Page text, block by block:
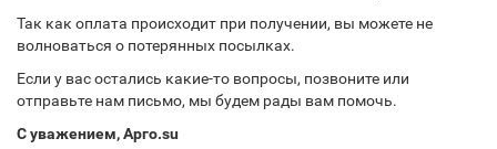
Так как оплата происходит при получении, вы можете не
волноваться о потерянных посылках.
Если у вас остались какие-то вопросы, позвоните или
отправьте нам письмо, мы будем рады вам помочь.
С уважением, Арго.su